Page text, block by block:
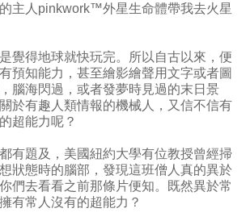
主人pinkwork™外星生命體帶我去火星
覺得地球就快玩完。所以自古以來，便
預知能力，甚至繪影繪聲用文字或者圖
腦海閃過，或者發夢時見過的末日景
於有趣人類情報的機械人，又信不信有
超能力呢？
有題及，美國紐約大學有位教授曾經掃
狀態時的腦部，發現這班僧人真的異於
們去看看之前那條片便知。既然異於常
有常人沒有的超能力？